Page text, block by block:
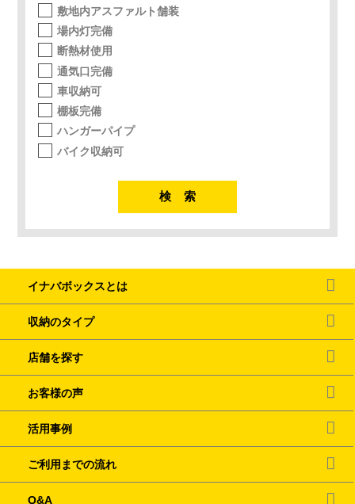
敷地内アスファルト舗装
場内灯完備
断熱材使用
通気口完備
車収納可
棚板完備
ハンガーパイプ
バイク収納可
イナバボックスとは
収納のタイプ
店舗を探す
お客様の声
活用事例
ご利用までの流れ
Q&A